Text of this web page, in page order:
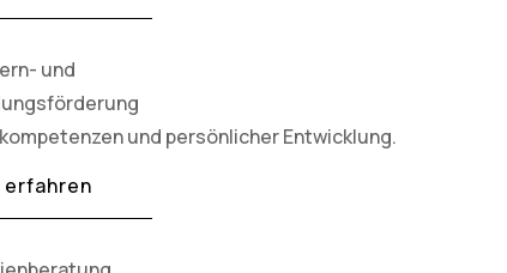
und
und persönlicher Entwicklung.
erfahren